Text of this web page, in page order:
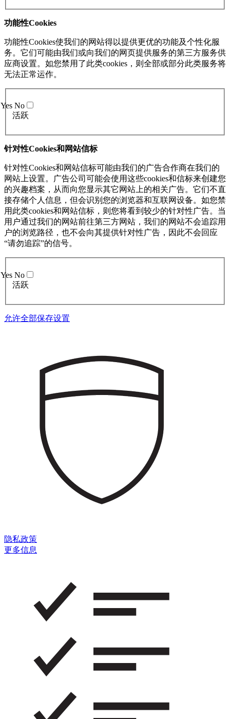
功能性Cookies
功能性Cookies使我们的网站得以提供更优的功能及个性化服
务。它们可能由我们或向我们的网页提供服务的第三方服务供
应商设置。如您禁用了此类cookies，则全部或部分此类服务将
无法正常运作。
Yes No
活跃
针对性Cookies和网站信标
针对性Cookies和网站信标可能由我们的广告合作商在我们的
网站上设置。广告公司可能会使用这些cookies和信标来创建您
的兴趣档案，从而向您显示其它网站上的相关广告。它们不直
接存储个人信息，但会识别您的浏览器和互联网设备。如您禁
用此类cookies和网站信标，则您将看到较少的针对性广告。当
用户通过我们的网站前往第三方网站，我们的网站不会追踪用
户的浏览路径，也不会向其提供针对性广告，因此不会回应
“请勿追踪”的信号。
Yes No
活跃
允许全部保存设置
隐私政策
更多信息